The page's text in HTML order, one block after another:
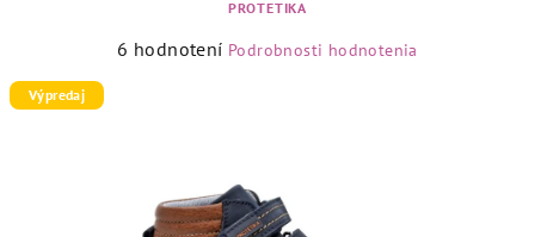
PROTETIKA
Priemerné
hviezdičiek.
6 hodnotení Podrobnosti hodnotenia
Výpredaj